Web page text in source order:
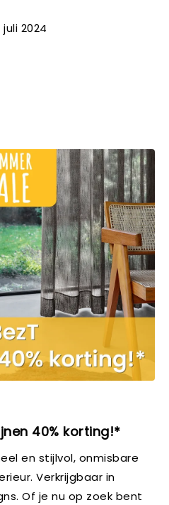
2024
40% korting!*
en stijlvol, onmisbare
Verkrijgbaar in
Of je nu op zoek bent